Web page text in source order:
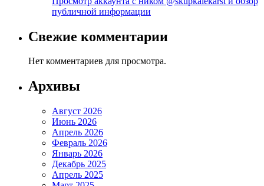
публичной информации
Свежие комментарии
Нет комментариев для просмотра.
Архивы
Август 2026
Июнь 2026
Апрель 2026
Февраль 2026
Январь 2026
Декабрь 2025
Апрель 2025